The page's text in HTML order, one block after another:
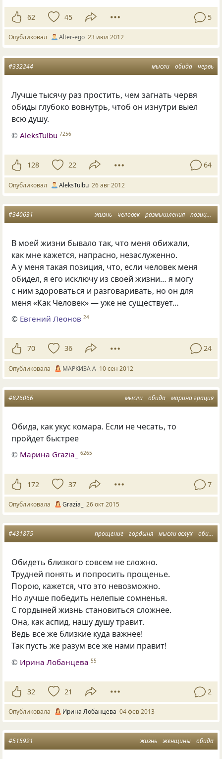
62 45 5
Опубликовал Alter-ego 23 июл 2012
мысли обида червь
#332244
Лучше тысячу раз простить, чем загнать червя
обиды глубоко вовнутрь, чтоб он изнутри выел
всю душу.
©AleksTulbu 7256
128 22 64
Опубликовал AleksTulbu 26 авг 2012
жизнь человек размышления позиция
#340631
В моей жизни бывало так, что меня обижали,
как мне кажется, напрасно, незаслуженно.
А у меня такая позиция, что, если человек меня
обидел, я его исключу из своей жизни… я могу
с ним здороваться и разговаривать, но он для
меня «Как Человек» — уже не существует…
© Евгений Леонов 24
70 36 24
Опубликовала МАРКИЗА А 10 сен 2012
мысли обида марина грация
#826066
Обида, как укус комара. Если не чесать, то
пройдет быстрее
© Марина Grazia_ 6265
172 37 7
Опубликовала Grazia_ 26 окт 2015
прощение гордыня мысли вслух обида
#431875
Обидеть близкого совсем не сложно.
Трудней понять и попросить прощенье.
Порою, кажется, что это невозможно.
Но лучше победить нелепые сомненья.
С гордыней жизнь становиться сложнее.
Она, как аспид, нашу душу травит.
Ведь все же близкие куда важнее!
Так пусть же разум все же нами правит!
© Ирина Лобанцева 55
32 21 2
Опубликовала Ирина Лобанцева 04 фев 2013
жизнь женщины обида
#515921